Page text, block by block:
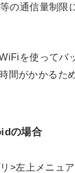
の通信量制限
を使ってバ
間がかかるた
の場合
>左上メニュア